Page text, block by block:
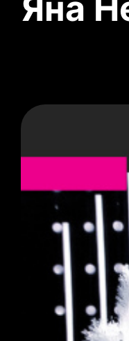
Яна